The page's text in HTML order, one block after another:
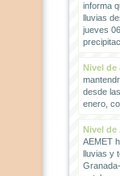
informa
lluvias
jueves
Nivel de
desde
enero,
Nivel de
AEMET
lluvias y